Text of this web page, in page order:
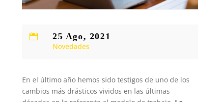
 25 Ago, 2021
Novedades
En el último año hemos sido testigos de uno de los
cambios más drásticos vividos en las últimas